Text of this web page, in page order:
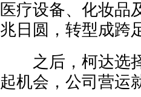
医疗设备、化妆品
兆日圆，转型成跨
之后，柯达选择
起机会，公司营运